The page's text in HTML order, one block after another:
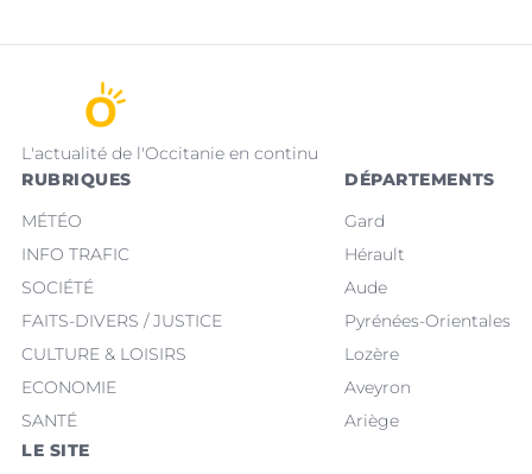
L'actualité de l'Occitanie en continu
RUBRIQUES
MÉTÉO
INFO TRAFIC
SOCIÉTÉ
FAITS-DIVERS / JUSTICE
CULTURE & LOISIRS
ECONOMIE
SANTÉ
DÉPARTEMENTS
Gard
Hérault
Aude
Pyrénées-Orientales
Lozère
Aveyron
Ariège
LE SITE